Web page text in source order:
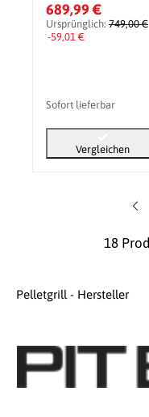
689,99 €
Ursprünglich: 749,00 €
-59,01 €
Sofort lieferbar
Vergleichen
Pelletgrill - Hersteller